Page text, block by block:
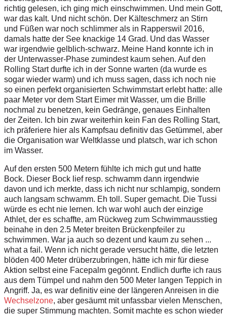
richtig gelesen, ich ging mich einschwimmen. Und mein Gott,
war das kalt. Und nicht schön. Der Kälteschmerz an Stirn
und Füßen war noch schlimmer als in Rapperswil 2016,
damals hatte der See knackige 14 Grad. Und das Wasser
war irgendwie gelblich-schwarz. Meine Hand konnte ich in
der Unterwasser-Phase zumindest kaum sehen. Auf den
Rolling Start durfte ich in der Sonne warten (da wurde es
sogar wieder warm) und ich muss sagen, dass ich noch nie
so einen perfekt organisierten Schwimmstart erlebt hatte: alle
paar Meter vor dem Start Eimer mit Wasser, um die Brille
nochmal zu benetzen, kein Gedränge, genaues Einhalten
der Zeiten. Ich bin zwar weiterhin kein Fan des Rolling Start,
ich präferiere hier als Kampfsau definitiv das Getümmel, aber
die Organisation war Weltklasse und platsch, war ich schon
im Wasser.
Auf den ersten 500 Metern fühlte ich mich gut und hatte
Bock. Dieser Bock lief resp. schwamm dann irgendwie
davon und ich merkte, dass ich nicht nur schlampig, sondern
auch langsam schwamm. Eh toll. Super gemacht. Die Tussi
würde es echt nie lernen. Ich war wohl auch der einzige
Athlet, der es schaffte, am Rückweg zum Schwimmausstieg
beinahe in den 2.5 Meter breiten Brückenpfeiler zu
schwimmen. War ja auch so dezent und kaum zu sehen ...
what a fail. Wenn ich nicht gerade versucht hätte, die letzten
blöden 400 Meter drüberzubringen, hätte ich mir für diese
Aktion selbst eine Facepalm gegönnt. Endlich durfte ich raus
aus dem Tümpel und nahm den 500 Meter langen Teppich in
Angriff. Ja, es war definitiv eine der längeren Anreisen in die
Wechselzone, aber gesäumt mit unfassbar vielen Menschen,
die super Stimmung machten. Somit machte es schon wieder